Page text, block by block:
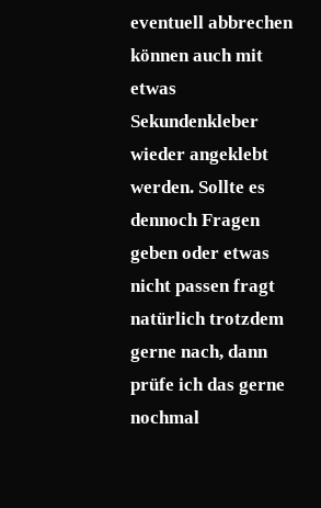
eventuell abbrechen
können auch mit
etwas
Sekundenkleber
wieder angeklebt
werden. Sollte es
dennoch Fragen
geben oder etwas
nicht passen fragt
natürlich trotzdem
gerne nach, dann
prüfe ich das gerne
nochmal